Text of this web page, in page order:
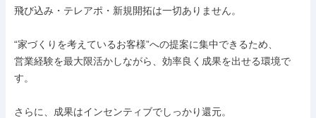
飛び込み・テレアポ・新規開拓は一切ありません。
“家づくりを考えているお客様”への提案に集中できるため、
営業経験を最大限活かしながら、効率良く成果を出せる環境で
す。
さらに、成果はインセンティブでしっかり還元。